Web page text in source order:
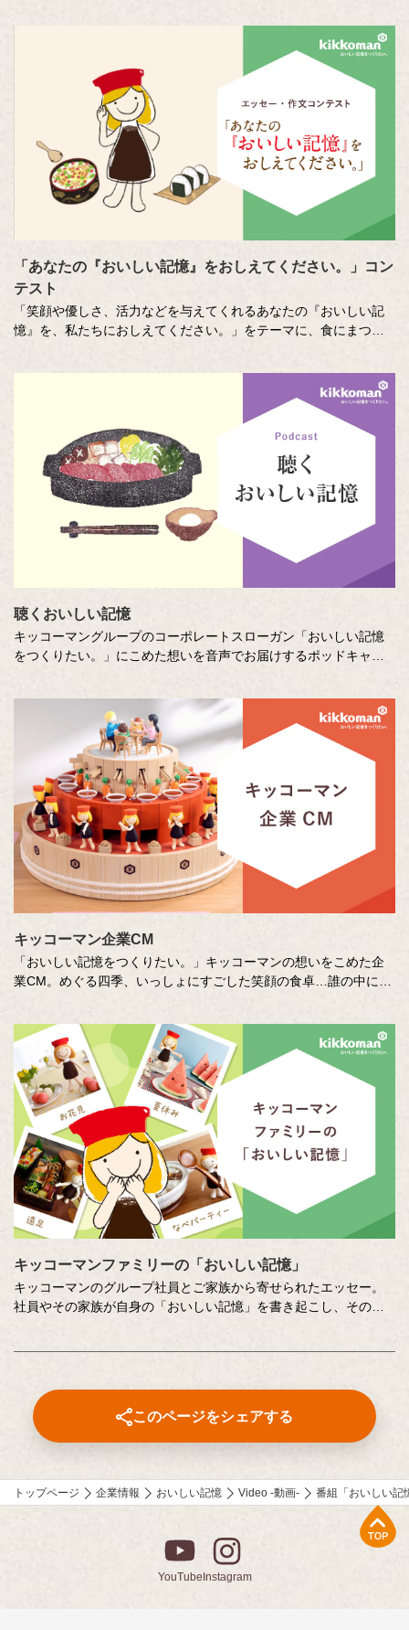
「あなたの『おいしい記憶』をおしえてください。」コン
テスト
「笑顔や優しさ、活力などを与えてくれるあなたの『おいしい記
憶』を、私たちにおしえてください。」をテーマに、食にまつわ
各年代から数多くのこころあたたまる作品が寄せられています。
少し前向きになれる、今が大切になる。そんな「おいしい記憶」
をつづった、歴代の受賞作品をご紹介します。
聴くおいしい記憶
キッコーマングループのコーポレートスローガン「おいしい記憶
をつくりたい。」にこめた想いを音声でお届けするポッドキャス
ださい。」に寄せて特別に書き下ろしたエッセーを音声でお届け
キッコーマン企業CM
「おいしい記憶をつくりたい。」キッコーマンの想いをこめた企
業CM。めぐる四季、いっしょにすごした笑顔の食卓…誰の中にも
いや意図もあわせてお楽しみください。
キッコーマンファミリーの「おいしい記憶」
キッコーマンのグループ社員とご家族から寄せられたエッセー。
社員やその家族が自身の「おいしい記憶」を書き起こし、そのた
このページをシェアする
トップページ 企業情報 おいしい記憶 Video -動画- 番組「おいしい記
YouTube Instagram